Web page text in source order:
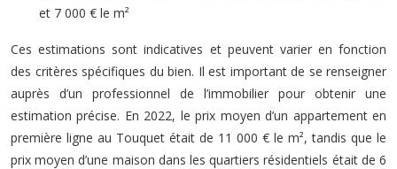
et 7 000 € le m²
Ces estimations sont indicatives et peuvent varier en fonction
des critères spécifiques du bien. Il est important de se renseigner
auprès d’un professionnel de l’immobilier pour obtenir une
estimation précise. En 2022, le prix moyen d’un appartement en
première ligne au Touquet était de 11 000 € le m², tandis que le
prix moyen d’une maison dans les quartiers résidentiels était de 6